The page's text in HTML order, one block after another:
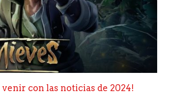
con las noticias de 2024!